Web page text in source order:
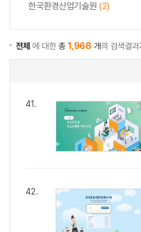
한국환경산업기술원 (2)
전체 에 대한총1,968 개의 검색결
41.
42.